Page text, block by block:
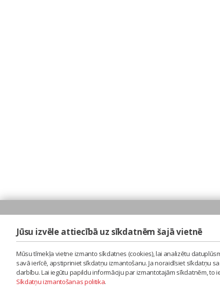
Jūsu izvēle attiecībā uz sīkdatnēm šajā vietnē
Mūsu tīmekļa vietne izmanto sīkdatnes (cookies), lai analizētu
savā ierīcē, apstipriniet sīkdatņu izmantošanu. Ja noraidīsiet sīkdatņu
darbību. Lai iegūtu papildu informāciju par izmantotajām sīkdatnēm,
Sīkdatņu izmantošanas politika.